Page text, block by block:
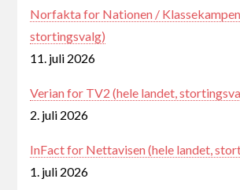
Norfakta for Nationen /
stortingsvalg)
11. juli 2026
Verian for TV2 (hele landet,
2. juli 2026
InFact for Nettavisen (hele landet,
1. juli 2026